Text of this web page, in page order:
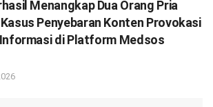
Menangkap Dua Orang Pria
Penyebaran Konten Provokasi
di Platform Medsos